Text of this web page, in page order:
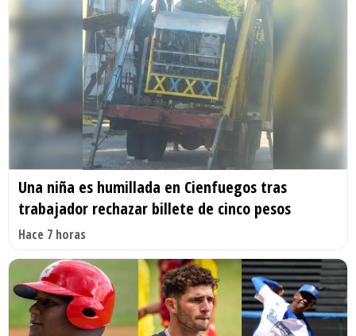
Una niña es humillada en Cienfuegos tras
trabajador rechazar billete de cinco pesos
Hace 7 horas